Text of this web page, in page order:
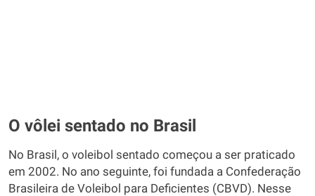
O vôlei sentado no Brasil
No Brasil, o voleibol sentado começou a ser praticado
em 2002. No ano seguinte, foi fundada a Confederação
Brasileira de Voleibol para Deficientes (CBVD). Nesse